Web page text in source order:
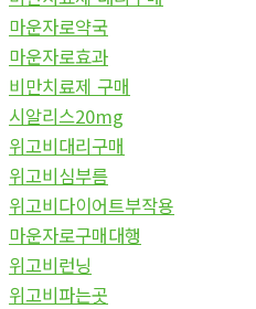
마운자로약국
마운자로효과
비만치료제 구매
시알리스20mg
위고비대리구매
위고비심부름
위고비다이어트부작용
마운자로구매대행
위고비런닝
위고비파는곳